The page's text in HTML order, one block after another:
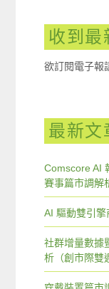
收到最
欲訂閱電子報
最新文
Comscore AI
賽事篇市調解
AI 驅動雙引
社群增量數據
析（創市際雙